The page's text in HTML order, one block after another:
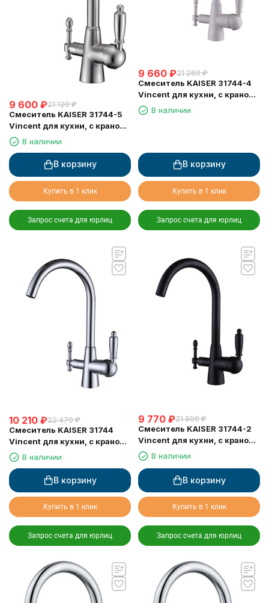
9 600 ₽21 120 ₽
Смеситель KAISER 31744-5
Vincent для кухни, с краном
для питьевой воды, серебро
В наличии
В корзину
Купить в 1 клик
Запрос счета для юрлиц
9 660 ₽21 260 ₽
Смеситель KAISER 31744-4
Vincent для кухни, с краном
для питьевой воды,
песочный
В наличии
В корзину
Купить в 1 клик
Запрос счета для юрлиц
10 210 ₽22 470 ₽
Смеситель KAISER 31744
Vincent для кухни, с краном
для питьевой воды, хром
В наличии
В корзину
Купить в 1 клик
Запрос счета для юрлиц
9 770 ₽21 500 ₽
Смеситель KAISER 31744-2
Vincent для кухни, с краном
для питьевой воды, черный
мрамор
В наличии
В корзину
Купить в 1 клик
Запрос счета для юрлиц